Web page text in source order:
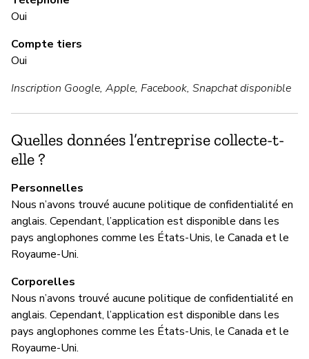
Oui
Compte tiers
Oui
Inscription Google, Apple, Facebook, Snapchat disponible
Quelles données l’entreprise collecte-t-
elle ?
Personnelles
Nous n’avons trouvé aucune politique de confidentialité en
anglais. Cependant, l’application est disponible dans les
pays anglophones comme les États-Unis, le Canada et le
Royaume-Uni.
Corporelles
Nous n’avons trouvé aucune politique de confidentialité en
anglais. Cependant, l’application est disponible dans les
pays anglophones comme les États-Unis, le Canada et le
Royaume-Uni.